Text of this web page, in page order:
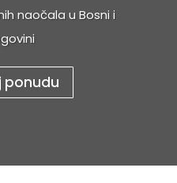
naočala u Bosni i
ponudu